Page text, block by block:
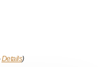
Details)